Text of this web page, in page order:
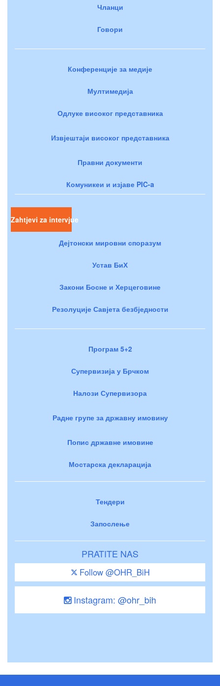
Чланци
Говори
Конференције за медије
Мултимедија
Одлуке високог представника
Извјештаји високог представника
Правни документи
Комуникеи и изјаве PIC-a
Zahtjevi za intervjue
Дејтонски мировни споразум
Устав БиХ
Закони Босне и Херцеговине
Резолуције Савјета безбједности
Програм 5+2
Супервизија у Брчком
Налози Супервизора
Радне групе за државну имовину
Попис државне имовине
Мостарска декларација
Тендери
Запослење
PRATITE NAS
Follow @OHR_BiH
Instagram: @ohr_bih